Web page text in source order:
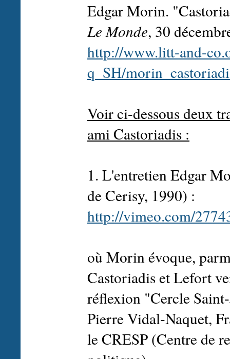
Edgar Morin.
Le Monde, 30
http://www.litt-and-
q_SH/
Voir ci-dessous deux
ami Castoriadis :
1. L'entretien Edgar
de Cerisy, 1990) :
http://vimeo.com/
où Morin évoque,
Castoriadis et Lefort
réflexion "Cercle
Pierre Vidal-Naquet,
le CRESP (Centre de